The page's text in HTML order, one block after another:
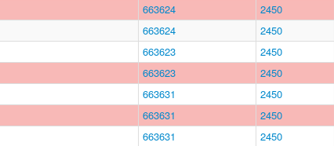
663624 2450
663624 2450
663623 2450
663623 2450
663631 2450
663631 2450
663631 2450